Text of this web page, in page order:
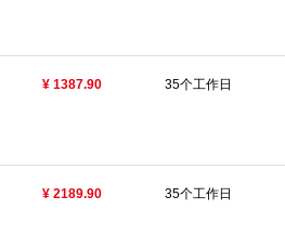
¥ 1387.90 35个工作日
¥ 2189.90 35个工作日